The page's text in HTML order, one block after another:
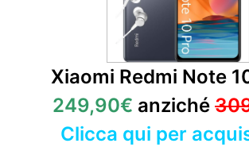
Xiaomi Redmi Note
249,90€ anziché
Clicca qui per